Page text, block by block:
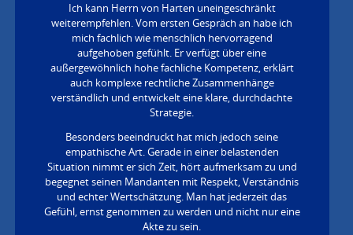
Ich kann Herrn von Harten uneingeschränkt
weiterempfehlen. Vom ersten Gespräch an habe ich
mich fachlich wie menschlich hervorragend
aufgehoben gefühlt. Er verfügt über eine
außergewöhnlich hohe fachliche Kompetenz, erklärt
auch komplexe rechtliche Zusammenhänge
verständlich und entwickelt eine klare, durchdachte
Strategie.
Besonders beeindruckt hat mich jedoch seine
empathische Art. Gerade in einer belastenden
Situation nimmt er sich Zeit, hört aufmerksam zu und
begegnet seinen Mandanten mit Respekt, Verständnis
und echter Wertschätzung. Man hat jederzeit das
Gefühl, ernst genommen zu werden und nicht nur eine
Akte zu sein.